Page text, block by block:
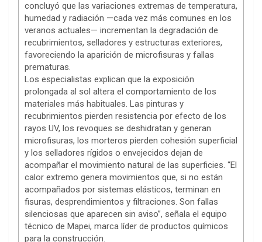
concluyó que las variaciones extremas de temperatura,
humedad y radiación —cada vez más comunes en los
veranos actuales— incrementan la degradación de
recubrimientos, selladores y estructuras exteriores,
favoreciendo la aparición de microfisuras y fallas
prematuras.
Los especialistas explican que la exposición
prolongada al sol altera el comportamiento de los
materiales más habituales. Las pinturas y
recubrimientos pierden resistencia por efecto de los
rayos UV, los revoques se deshidratan y generan
microfisuras, los morteros pierden cohesión superficial
y los selladores rígidos o envejecidos dejan de
acompañar el movimiento natural de las superficies. “El
calor extremo genera movimientos que, si no están
acompañados por sistemas elásticos, terminan en
fisuras, desprendimientos y filtraciones. Son fallas
silenciosas que aparecen sin aviso”, señala el equipo
técnico de Mapei, marca líder de productos químicos
para la construcción.